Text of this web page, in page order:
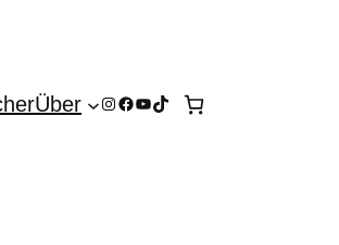
Über Instagram
Facebook
YouTube
TikTok